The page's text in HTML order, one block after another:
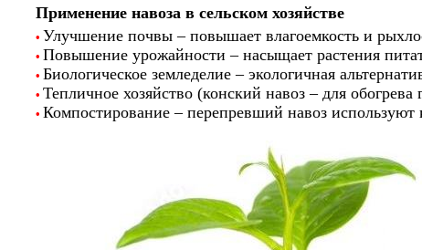
Применение навоза в сельском хозяйстве
• Улучшение почвы – повышает влагоемкость и
• Повышение урожайности – насыщает растения
• Биологическое земледелие – экологичная
• Тепличное хозяйство (конский навоз – для обогрева
• Компостирование – перепревший навоз используют